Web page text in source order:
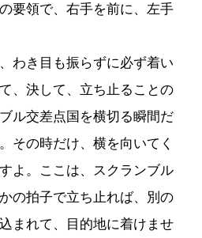
要領で、右手を前に、左手
わき目も振らずに必ず着い
、決して、立ち止ることの
ル交差点国を横切る瞬間だ
その時だけ、横を向いてく
よ。ここは、スクランブル
の拍子で立ち止れば、別の
まれて、目的地に着けませ